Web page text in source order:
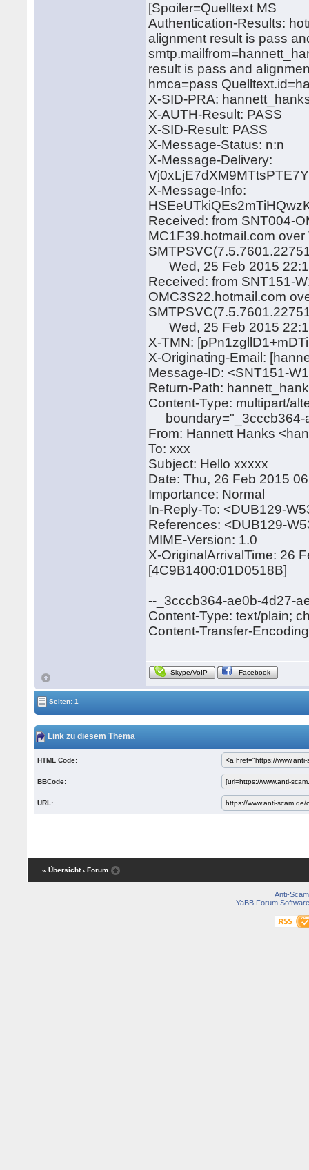
[Spoiler=Quelltext MS
Authentication-Results:
alignment result is pass
result is pass and
hmca=pass
X-SID-PRA:
X-AUTH-Result: PASS
X-SID-Result: PASS
X-Message-Status: n:n
X-Message-Delivery:
X-Message-Info:
Received: from SNT004-
MC1F39.hotmail.com
Wed, 25 Feb 2015
Received: from SNT151-
OMC3S22.hotmail.com
Wed, 25 Feb 2015
X-TMN:
X-Originating-Email:
Message-ID: <SNT151-
Return-Path:
Content-Type: multipart/
boundary="_3cccb364-
From: Hannett Hanks
To: xxx
Subject: Hello xxxxx
Date: Thu, 26 Feb 2015
Importance: Normal
In-Reply-To: <DUB129-
References: <DUB129-
MIME-Version: 1.0
X-OriginalArrivalTime: 26
[4C9B1400:01D0518B]
--_3cccb364-ae0b-4d27-
Content-Type: text/plain;
Content-Transfer-
Skype/VoIP Facebook
Seiten: 1
Link zu diesem Thema
HTML Code:
BBCode:
URL:
« Übersicht ‹ Forum
Anti-Scam
YaBB Forum Software